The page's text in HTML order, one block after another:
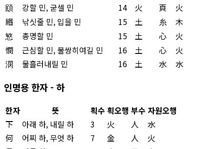
䪸
강할 민, 굳셀 민 14 火 頁
火
緡
낚싯줄 민, 입을 민 15 土 糸
木
慜
총명할 민 15 土 心
火
憫
근심할 민, 불쌍히여길 민 16 土 心
火
潣
물흘러내릴 민 16 土 水 水
인명용 한자 - 하
한자 뜻 획수 획오행 부수 자원오행
下
아래 하, 내릴 하 3 火 人
水
何
어찌 하, 무엇 하 7 金 人
火